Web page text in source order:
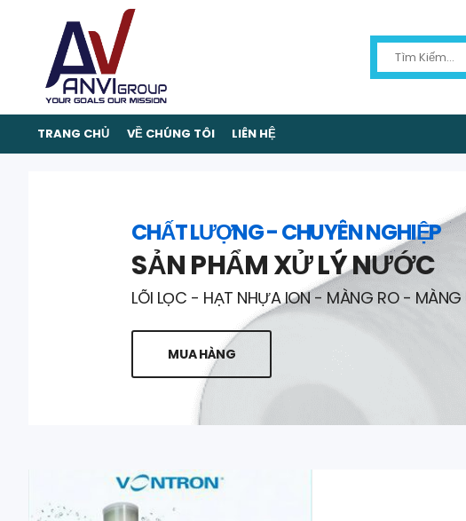
TRANG CHỦ VỀ CHÚNG TÔI LIÊN HỆ
CHẤT LƯỢNG - CHUYÊN NGHIỆP
SẢN PHẨM XỬ LÝ NƯỚC
LÕI LỌC - HẠT NHỰA ION - MÀNG RO -
MUA HÀNG